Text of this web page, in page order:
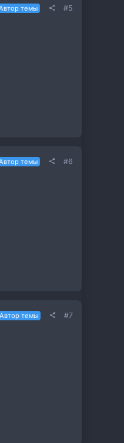
темы #5
темы #6
Автор темы #7